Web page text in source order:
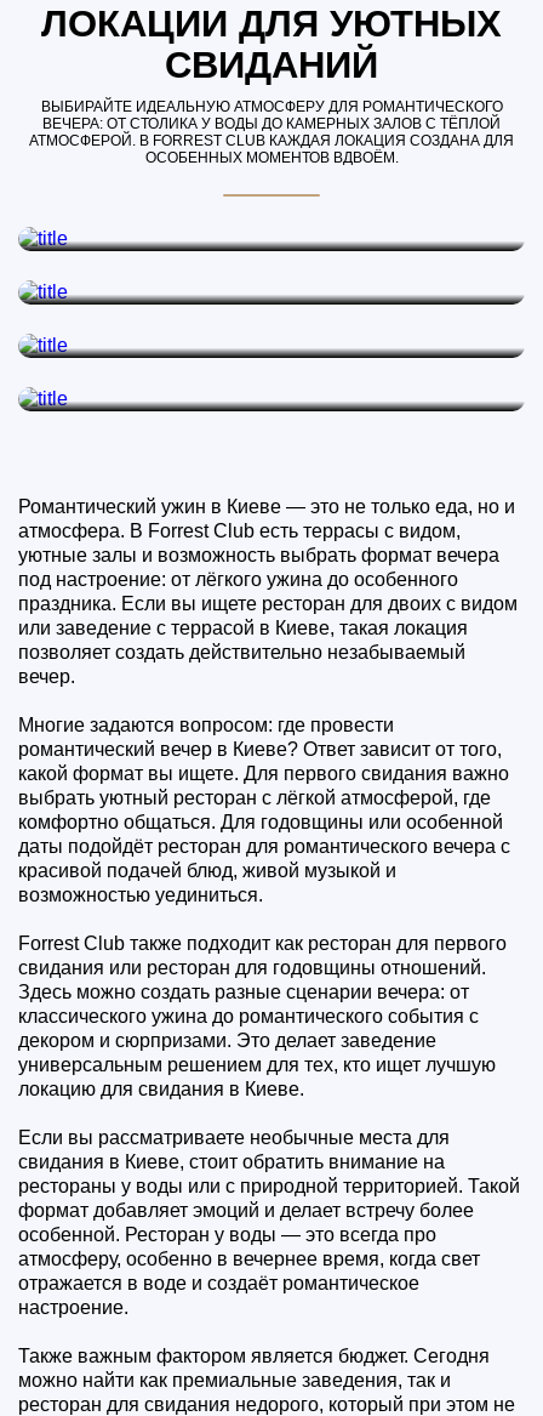
ЛОКАЦИИ ДЛЯ УЮТНЫХ
СВИДАНИЙ
ВЫБИРАЙТЕ ИДЕАЛЬНУЮ АТМОСФЕРУ ДЛЯ РОМАНТИЧЕСКОГО
ВЕЧЕРА: ОТ СТОЛИКА У ВОДЫ ДО КАМЕРНЫХ ЗАЛОВ С ТЁПЛОЙ
АТМОСФЕРОЙ. В FORREST CLUB КАЖДАЯ ЛОКАЦИЯ СОЗДАНА ДЛЯ
ОСОБЕННЫХ МОМЕНТОВ ВДВОЁМ.
ТЕРРАСА НАД ОЗЕРОМ
Уютное пространство для камерного свидания или особенной
БЕСЕДКИ У ОЗЕРА
Романтический ужин в Киеве — это не только еда, но и
атмосфера. В Forrest Club есть террасы с видом,
уютные залы и возможность выбрать формат вечера
под настроение: от лёгкого ужина до особенного
праздника. Если вы ищете ресторан для двоих с видом
или заведение с террасой в Киеве, такая локация
позволяет создать действительно незабываемый
вечер.
Многие задаются вопросом: где провести
романтический вечер в Киеве? Ответ зависит от того,
какой формат вы ищете. Для первого свидания важно
выбрать уютный ресторан с лёгкой атмосферой, где
комфортно общаться. Для годовщины или особенной
даты подойдёт ресторан для романтического вечера с
красивой подачей блюд, живой музыкой и
возможностью уединиться.
Forrest Club также подходит как ресторан для первого
свидания или ресторан для годовщины отношений.
Здесь можно создать разные сценарии вечера: от
классического ужина до романтического события с
декором и сюрпризами. Это делает заведение
универсальным решением для тех, кто ищет лучшую
локацию для свидания в Киеве.
Если вы рассматриваете необычные места для
свидания в Киеве, стоит обратить внимание на
рестораны у воды или с природной территорией. Такой
формат добавляет эмоций и делает встречу более
особенной. Ресторан у воды — это всегда про
атмосферу, особенно в вечернее время, когда свет
отражается в воде и создаёт романтическое
настроение.
Также важным фактором является бюджет. Сегодня
можно найти как премиальные заведения, так и
ресторан для свидания недорого, который при этом не